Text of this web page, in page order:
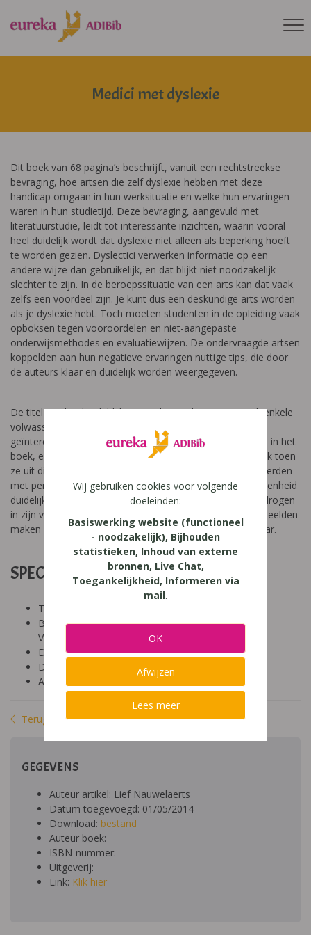
Medici met dyslexie
Dit boek van 68 pagina’s beschrijft, vanuit een rechtstreekse
bevraging, hoe artsen die zelf dyslexie hebben met deze
handicap omgaan in hun werksituatie en welke hun ervaringen
waren in hun studietijd. Deze bevraging, aangevuld met
literatuurstudie, leidt tot interessante inzichten, waarin vooral
heel duidelijk wordt dat dyslexie niet alleen als beperking hoeft
te worden gezien. Dyslectici verwerken informatie op een
andere wijze dan gebruikelijk, en dat blijkt niet noodzakelijk
slechter te zijn. In de beroepssituatie van een arts kan dat vaak
zelfs een voordeel zijn. Je kunt dus een deskundige arts worden
als je dyslexie hebt. Toch moeten studenten in de opleiding vaak
opboksen tegen vooroordelen en niet-aangepaste
onderwijsmethodes en evaluatiewijzen. De ondervraagde artsen
koppelden aan hun negatieve ervaringen nuttige tips, die door
de auteurs klaar en duidelijk worden weergegeven.
De titel van het boek blijkt een schot in de roos. Toen ik enkele
volwassenen met dyslexie dit boekje toonde, zag ik hun
geïnteresseerde blik. Langer dan gewoonlijk bladerden ze in het
boek, en bleven ze hangen in de verschillende citaten. Ook toen
ze uit dit boekje citaten voorlazen, en deze commentarieerden
met persoonlijk geladen bedenkingen, kwam hun betrokkenheid
duidelijk tot uiting. Wie verder leest, wordt beslist niet bedrogen
in zijn verwachtingen. De vlotte stijl en de concrete voorbeelden
maken dit boek - ook voor niet-dyslectici! - prettig leesbaar.
SPECIFICATIES:
Tool: niet van toepassing
Besproken Leeftijd: hoger onderwijs (18-24 jaar),
Volwassen (+24 jaar)
Diagnose: dyslexie
Domein: lezen, schrijven, spelling
Aard: theoretisch
Terug naar bibliotheek
GEGEVENS
Auteur artikel: Lief Nauwelaerts
Datum toegevoegd: 01/05/2014
Download: bestand
Auteur boek:
ISBN-nummer:
Uitgeverij:
Link: Klik hier
Wij gebruiken cookies voor volgende
doeleinden:
Basiswerking website (functioneel
- noodzakelijk), Bijhouden
statistieken, Inhoud van externe
bronnen, Live Chat,
Toegankelijkheid, Informeren via
mail.
OK
Afwijzen
Lees meer